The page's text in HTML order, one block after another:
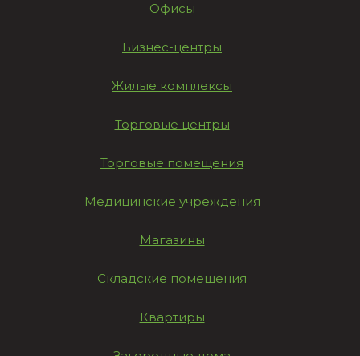
Офисы
Бизнес-центры
Жилые комплексы
Торговые центры
Торговые помещения
Медицинские учреждения
Магазины
Складские помещения
Квартиры